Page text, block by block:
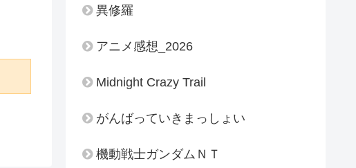
異修羅
アニメ感想_2026
Midnight Crazy Trail
がんばっていきまっしょい
機動戦士ガンダムＮＴ